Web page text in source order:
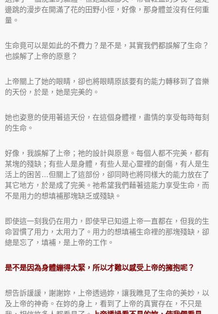
邊跳的漫步在開滿了花的田野小徑，好像，那身體並沒有任何重
量。
生命竟可以是如此的不費力？是不是，其實我們都誤解了生命？
也誤解了上帝的原意？
上帝關上了她的眼睛，卻也將眼睛原該要有的能力轉移到了音樂
的天份，於是，她是完美的。
她也姿意的使用著這天份，在這個身體裡，盡情的享受每時每刻
的生命。
好像，我誤解了上帝；祂的設計與原意。每個人都不完美，都有
某塊的殘缺；有些人是身體，有些人是心靈裡的創傷，有人是生
活上的困苦…但關上了這部份，卻同時也將同樣大的能力放在了
其它地方，於是成了完美。祂希望我們藉著這能力享受生命，而
不是用力的想填補那塊缺乏或殘缺。
即使這一刻我仍在用力，即使早已知道上帝一直都在，但我的生
命習慣了用力，太用力了。用力的想填補生命裡的那塊殘缺，卻
總是忘了，填補，是上帝的工作。
是不是因為身體繃得太緊，所以才難以感受上帝的擁抱呢？
想告訴諼諼，謝謝妳，上帝透過妳，讓我瞧見了生命的美妙，以
及上帝的神奇。在妳的身上，看到了上帝的真實存在，不只是